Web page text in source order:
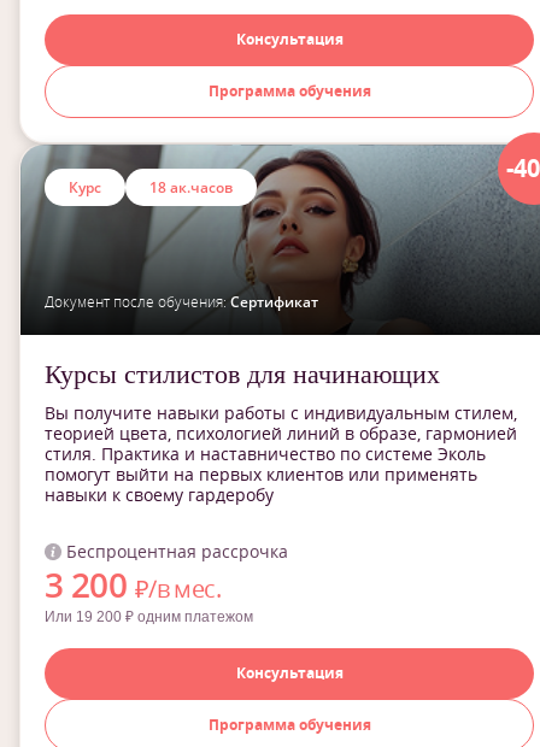
Консультация
Программа обучения
-
Курс 18 ак.часов
Документ после обучения: Сертификат
Курсы стилистов для начинающих
Вы получите навыки работы с индивидуальным стилем,
теорией цвета, психологией линий в образе, гармонией
стиля. Практика и наставничество по системе Эколь
помогут выйти на первых клиентов или применять
навыки к своему гардеробу
Беспроцентная рассрочка
3 200 ₽/в мес.
Или 19 200 ₽ одним платежом
Консультация
Программа обучения